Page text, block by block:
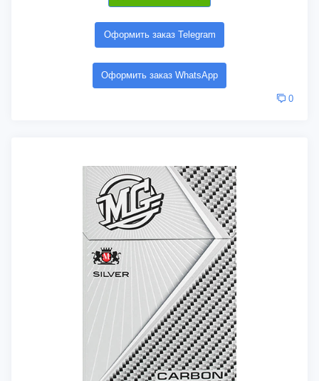
Оформить заказ Telegram
Оформить заказ WhatsApp
0